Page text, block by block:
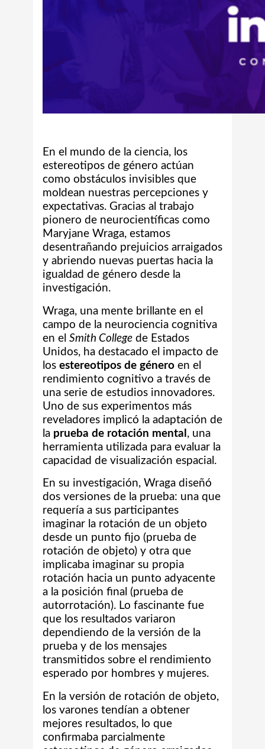
En el mundo de la ciencia, los
estereotipos de género actúan
como obstáculos invisibles que
moldean nuestras percepciones y
expectativas. Gracias al trabajo
pionero de neurocientíficas como
Maryjane Wraga, estamos
desentrañando prejuicios arraigados
y abriendo nuevas puertas hacia la
igualdad de género desde la
investigación.
Wraga, una mente brillante en el
campo de la neurociencia cognitiva
en el Smith Collegede Estados
Unidos, ha destacado el impacto de
los estereotipos de géneroen el
rendimiento cognitivo a través de
una serie de estudios innovadores.
Uno de sus experimentos más
reveladores implicó la adaptación de
la prueba de rotación mental , una
herramienta utilizada para evaluar la
capacidad de visualización espacial.
En su investigación, Wraga diseñó
dos versiones de la prueba: una que
requería a sus participantes
imaginar la rotación de un objeto
desde un punto fijo (prueba de
rotación de objeto) y otra que
implicaba imaginar su propia
rotación hacia un punto adyacente
a la posición final (prueba de
autorrotación). Lo fascinante fue
que los resultados variaron
dependiendo de la versión de la
prueba y de los mensajes
transmitidos sobre el rendimiento
esperado por hombres y mujeres.
En la versión de rotación de objeto,
los varones tendían a obtener
mejores resultados, lo que
confirmaba parcialmente